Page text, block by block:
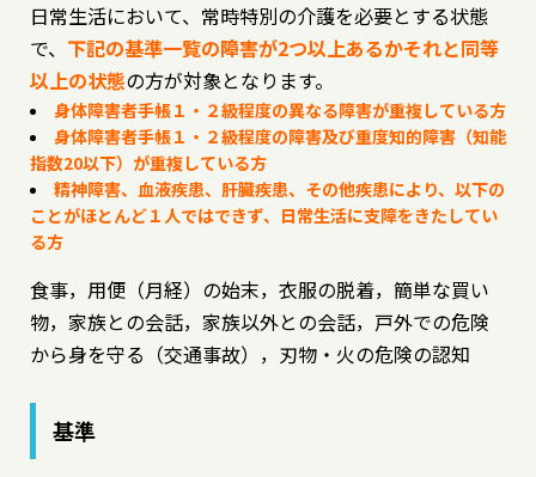
日常生活において、常時特別の介護を必要とする状態
で、 下記の基準一覧の障害が2つ以上あるかそれと同等
以上の状態の方が対象となります。
身体障害者手帳１・２級程度の異なる障害が重複している方
身体障害者手帳１・２級程度の障害及び重度知的障害（知能
指数20以下）が重複している方
精神障害、血液疾患、肝臓疾患、その他疾患により、以下の
ことがほとんど１人ではできず、日常生活に支障をきたしてい
る方
食事，用便（月経）の始末，衣服の脱着，簡単な買い
物，家族との会話，家族以外との会話，戸外での危険
から身を守る（交通事故），刃物・火の危険の認知
基準